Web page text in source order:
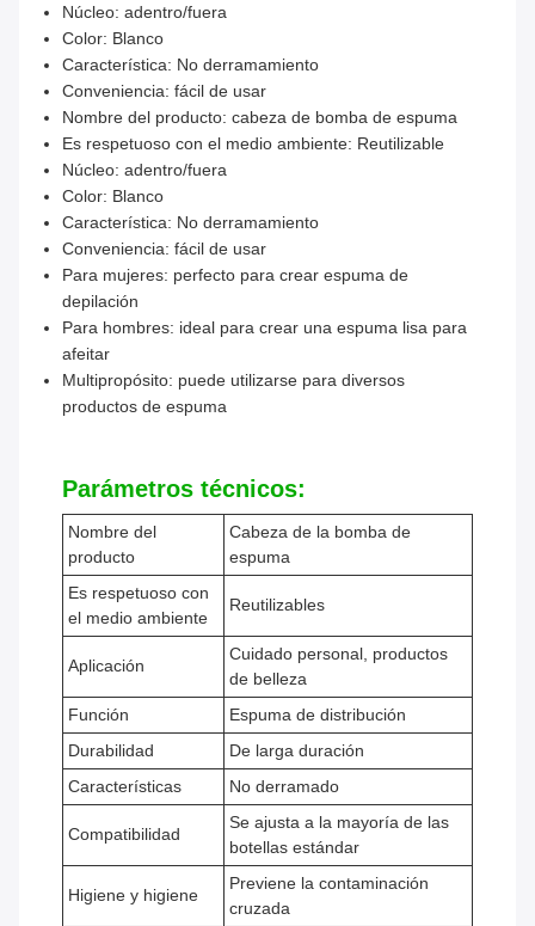
Núcleo: adentro/fuera
Color: Blanco
Característica: No derramamiento
Conveniencia: fácil de usar
Nombre del producto: cabeza de bomba de espuma
Es respetuoso con el medio ambiente: Reutilizable
Núcleo: adentro/fuera
Color: Blanco
Característica: No derramamiento
Conveniencia: fácil de usar
Para mujeres: perfecto para crear espuma de
depilación
Para hombres: ideal para crear una espuma lisa para
afeitar
Multipropósito: puede utilizarse para diversos
productos de espuma
Parámetros técnicos:
Nombre del
producto
Cabeza de la bomba de
espuma
Es respetuoso con
el medio ambiente
Reutilizables
Aplicación
Cuidado personal, productos
de belleza
Función
Espuma de distribución
Durabilidad
De larga duración
Características
No derramado
Compatibilidad
Se ajusta a la mayoría de las
botellas estándar
Higiene y higiene
Previene la contaminación
cruzada